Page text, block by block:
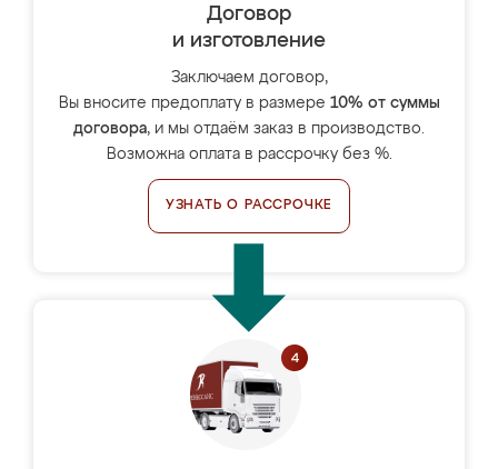
Договор
и изготовление
Заключаем договор,
Вы вносите предоплату в размере 10% от суммы
договора, и мы отдаём заказ в производство.
Возможна оплата в рассрочку без %.
УЗНАТЬ О РАССРОЧКЕ